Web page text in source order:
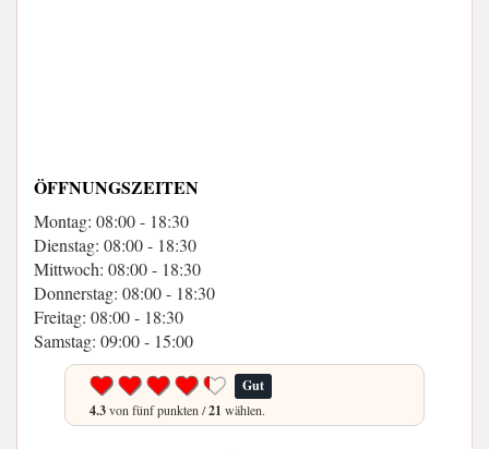
ÖFFNUNGSZEITEN
Montag: 08:00 - 18:30
Dienstag: 08:00 - 18:30
Mittwoch: 08:00 - 18:30
Donnerstag: 08:00 - 18:30
Freitag: 08:00 - 18:30
Samstag: 09:00 - 15:00
Gut
4.3von fünf punkten /21 wählen.